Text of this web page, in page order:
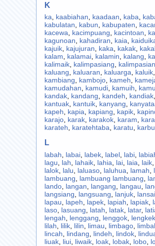
K
ka kaabiahan kaadaan kaba
kabulatan
kabun kabupaten
kacewa
kacimpuang kacintoan
kagunoan
kahadiran kaia
kajuik, kajujuran kaka kakak,
kalam
kalamai, kalamin kalang
kalimaik, kalimpasiang
kaluang
kaluaran kaluarga kaluik,
kambiang
kambojo, kameh
kamudahan
kamudi, kamuih
kandak, kandang kandeh kandiak,
kantuak, kantuik, kanyang
kapeh
kapia kapiang kapik,
karajo, karak, karakok, karam
karateh
karatehtaba karatu
L
labah labai, labek, label, labi,
lagu
lah lahaik, lahia lai, laia laik,
lalok, lalu laluaso, laluhua lamah
lambuang
lambuang lambuang
lando, langan langang langau
langsiang
langsuang lanjuk, lansai
lapau
lapeh lapek, lapiah lapiak,
laso, lasuang latah latak, latar,
lengah
lenggang lenggok, lengkek
lilah
lilik, lilin limau limbago,
lincah
lindang lindeh lindok,
liuak, liui, liwaik, loak, lobak, lobo,